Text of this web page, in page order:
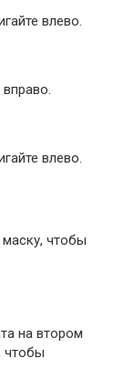
влево.
влево.
маску, чтобы
на втором
чтобы